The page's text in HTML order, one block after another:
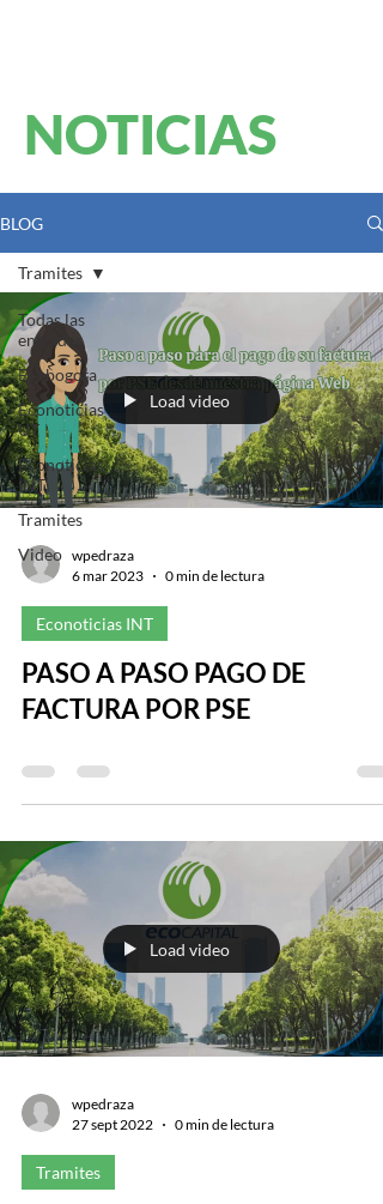
NOTICIAS
BLOG
Todas las
entradas
Ecobogota
Econoticias
UT
Econoticias
INT
Tramites
Video
Tramites
Load video
wpedraza
6 mar 2023
0 min de lectura
Econoticias INT
PASO A PASO PAGO DE
FACTURA POR PSE
Load video
wpedraza
27 sept 2022
0 min de lectura
Tramites